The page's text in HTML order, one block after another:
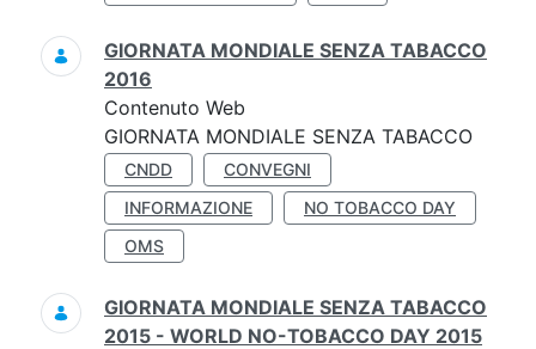
GIORNATA MONDIALE SENZA TABACCO
2016
Contenuto Web
GIORNATA MONDIALE SENZA TABACCO
CNDD
CONVEGNI
INFORMAZIONE
NO TOBACCO DAY
OMS
GIORNATA MONDIALE SENZA TABACCO
2015 - WORLD NO-TOBACCO DAY 2015